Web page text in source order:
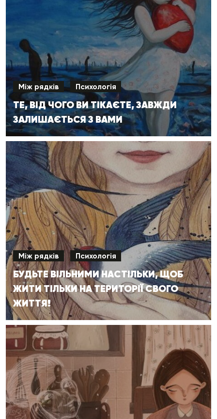
Між рядків Психологія
ТЕ, ВІД ЧОГО ВИ ТІКАЄТЕ, ЗАВЖДИ
ЗАЛИШАЄТЬСЯ З ВАМИ
Між рядків Психологія
БУДЬТЕ ВІЛЬНИМИ НАСТІЛЬКИ, ЩОБ
ЖИТИ ТІЛЬКИ НА ТЕРИТОРІЇ СВОГО
ЖИТТЯ!